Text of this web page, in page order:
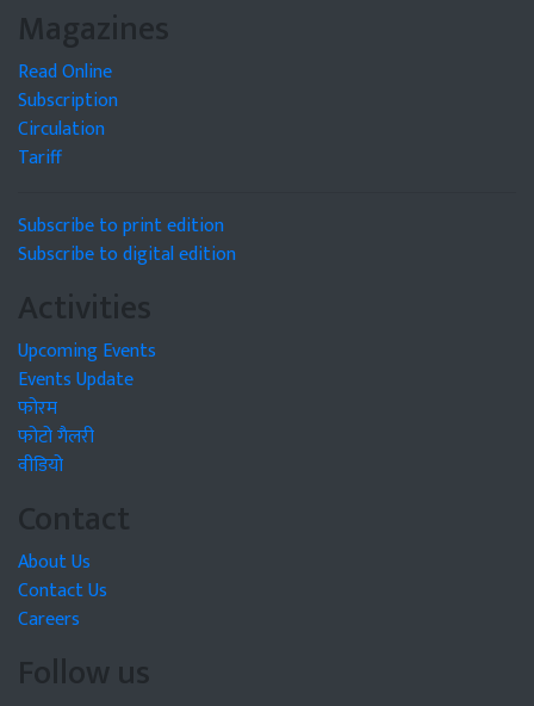
Magazines
Read Online
Subscription
Circulation
Tariff
Subscribe to print edition
Subscribe to digital edition
Activities
Upcoming Events
Events Update
फोरम
फोटो गैलरी
वीडियो
Contact
About Us
Contact Us
Careers
Follow us